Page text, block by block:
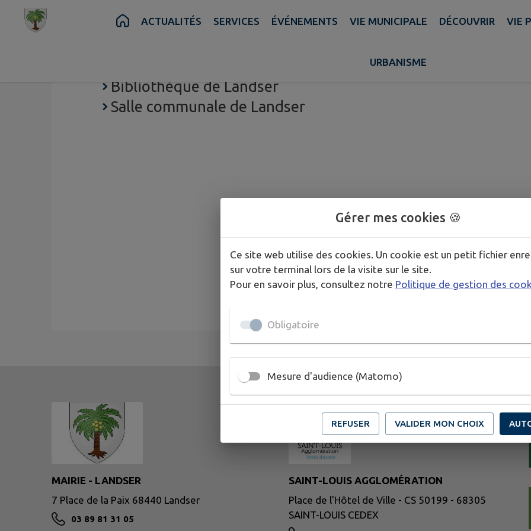
Contenu Recherche Pied de page
ACTUALITÉS SERVICES ÉVÉNEMENTS VIE MUNICIPALE DÉCOUVRIR VIE
URBANISME
Bibliothèque de Landser
Salle communale de Landser
MAIRIE - LANDSER
7 Place de la Paix 68440 Landser
03 89 81 31 05
SAINT-LOUIS AGGLOMÉRATION
Place de l'Hôtel de Ville - CS 50199 - 68305
SAINT-LOUIS CEDEX
Gérer mes cookies 🍪
Ce site web utilise des cookies. Un cookie est un petit fichier
sur votre terminal lors de la visite sur le site.
Pour en savoir plus, consultez notre Politique de gestion des
Obligatoire
Mesure d'audience (Matomo)
REFUSER VALIDER MON CHOIX